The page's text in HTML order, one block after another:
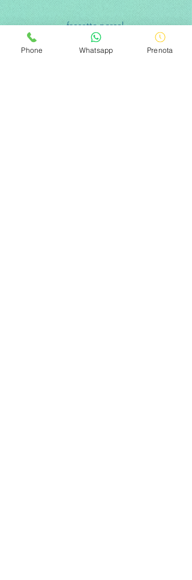
faccette porcel.
implantologia c i
Phone Whatsapp Prenota